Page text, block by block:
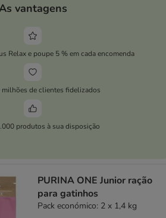
vantagens
Relax e poupe 5 % em cada encomenda
milhões de clientes fidelizados
produtos à sua disposição
PURINA ONE Junior ração
para gatinhos
Pack económico: 2 x 1,4 kg